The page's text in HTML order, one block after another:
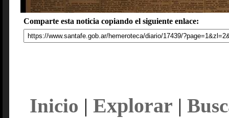
Comparte esta noticia copiando el siguiente enlace:
Inicio | Explorar |